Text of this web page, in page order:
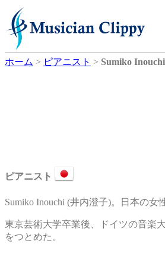
ホーム > ピアニスト > Sumiko
ピアニスト
Sumiko Inouchi (井内澄子)。日本の女
東京芸術大学卒業後、ドイツの音楽
をつとめた。